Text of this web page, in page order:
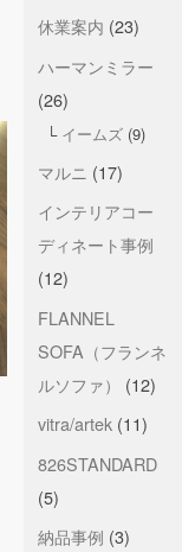
休業案内 (23)
ハーマンミラー
(26)
イームズ(9)
マルニ (17)
インテリアコー
ディネート事例
(12)
FLANNEL
SOFA（フランネ
ルソファ）
(12)
vitra/artek(11)
826STANDARD
(5)
納品事例 (3)